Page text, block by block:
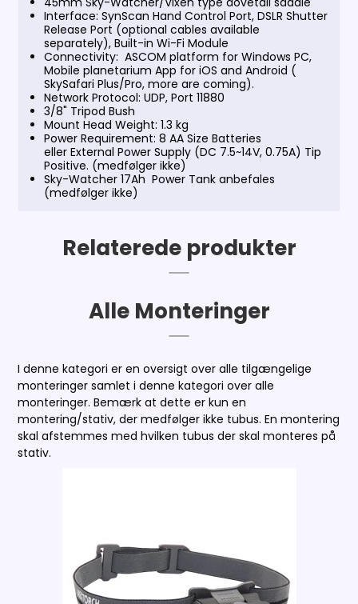
Interface: SynScan Hand Control Port, DSLR Shutter
Release Port (optional cables available
separately), Built-in Wi-Fi Module
Connectivity: ASCOM platform for Windows PC,
Mobile planetarium App for iOS and Android (
SkySafari Plus/Pro, more are coming).
Network Protocol: UDP, Port 11880
3/8" Tripod Bush
Mount Head Weight: 1.3 kg
Power Requirement: 8 AA Size Batteries
eller External Power Supply (DC 7.5~14V, 0.75A) Tip
Positive. (medfølger ikke)
Sky-Watcher 17Ah Power Tank anbefales
(medfølger ikke)
Relaterede produkter
Alle Monteringer
I denne kategori er en oversigt over alle tilgængelige
monteringer samlet i denne kategori over alle
monteringer. Bemærk at dette er kun en
montering/stativ, der medfølger ikke tubus. En montering
skal afstemmes med hvilken tubus der skal monteres på
stativ.